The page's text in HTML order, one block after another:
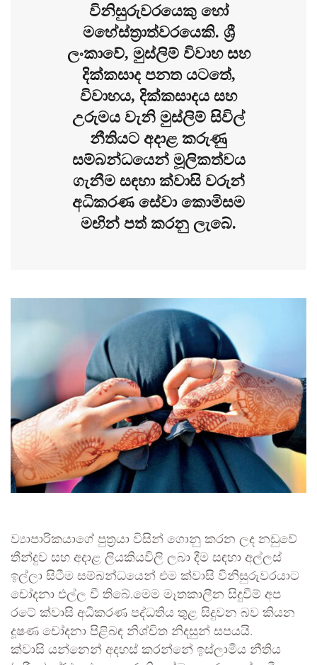
විනිසුරුවරයෙකු හෝ
මහේස්ත්‍රාත්වරයෙකි. ශ්‍රී
ලංකාවේ, මුස්ලිම් විවාහ සහ
දික්කසාද පනත යටතේ,
විවාහය, දික්කසාදය සහ
උරුමය වැනි මුස්ලිම් සිවිල්
නීතියට අදාළ කරුණු
සම්බන්ධයෙන් මූලිකත්වය
ගැනීම සඳහා ක්වාසි වරුන්
අධිකරණ සේවා කොමිසම
මඟින් පත් කරනු ලැබේ.
ව්‍යාපාරිකයාගේ පුත්‍රයා විසින් ගොනු කරන ලද නඩුවේ
තීන්දුව සහ අදාළ ලියකියවිලි ලබා දීම සඳහා අල්ලස්
ඉල්ලා සිටීම සම්බන්ධයෙන් එම ක්වාසි විනිසුරුවරයාට
චෝදනා එල්ල වී තිබේ.මෙම මෑතකාලීන සිදුවීම් අප
රටේ ක්වාසි අධිකරණ පද්ධතිය තුළ සිදුවන බව කියන
දූෂණ චෝදනා පිළිබඳ නිශ්චිත නිදසුන් සපයයි.
ක්වාසි යන්නෙන් අදහස් කරන්නේ ඉස්ලාමීය නීතිය